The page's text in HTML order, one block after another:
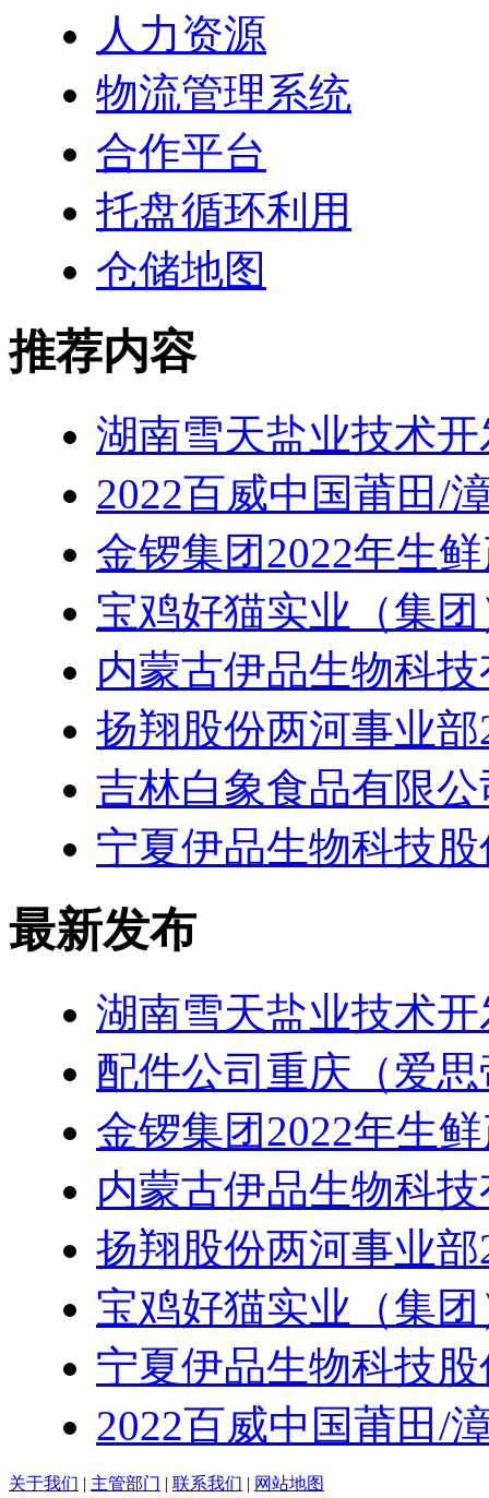
人力资源
物流管理系统
合作平台
托盘循环利用
仓储地图
推荐内容
湖南雪天盐业技术
2022百威中国莆田/
金锣集团2022年生
宝鸡好猫实业（集
内蒙古伊品生物科
扬翔股份两河事业
吉林白象食品有限
宁夏伊品生物科技
最新发布
湖南雪天盐业技术
配件公司重庆（爱
金锣集团2022年生
内蒙古伊品生物科
扬翔股份两河事业
宝鸡好猫实业（集
宁夏伊品生物科技
2022百威中国莆田/
关于我们 | 主管部门 | 联系我们 | 网站地图